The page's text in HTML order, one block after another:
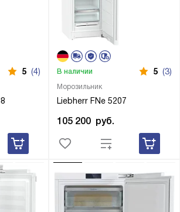
5 (4)
Морозильник
Liebherr FNe 5207
В наличии 5 (3)
105 200 руб.